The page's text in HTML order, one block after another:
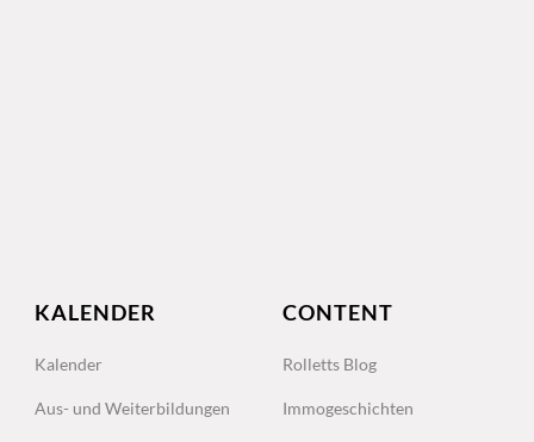
KALENDER
Kalender
Aus- und Weiterbildungen
CONTENT
Rolletts Blog
Immogeschichten